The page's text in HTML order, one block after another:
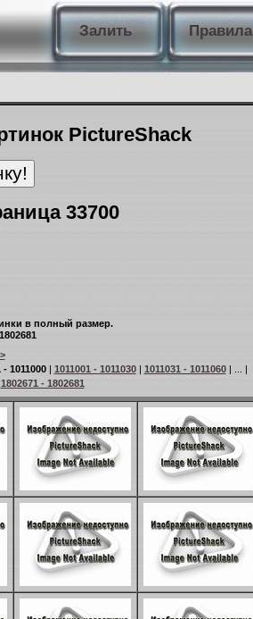
Залить Правила
PictureShack
33700
в полный размер.
- 1011000| 1011001 - 1011030| 1011031 - 1011060| ... |
1802671 - 1802681